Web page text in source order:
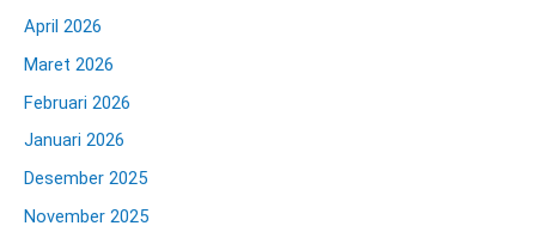
April 2026
Maret 2026
Februari 2026
Januari 2026
Desember 2025
November 2025